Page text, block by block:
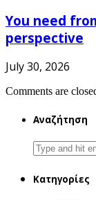
You need
perspective
July 30, 2026
Comments are
Αναζήτηση
Search
for:
Κατηγορίες